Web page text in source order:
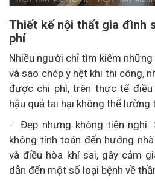
Thiết kế nội thất gia đình
phí
Nhiều người chỉ tìm kiếm
và sao chép y hệt khi thi công,
được chi phí, trên thực tế điều
hậu quả tai hại không thể
- Đẹp nhưng không tiện nghi:
không tính toán đến hướng
và điều hòa khí sai, gây cảm
dẫn đến một số loại bệnh về